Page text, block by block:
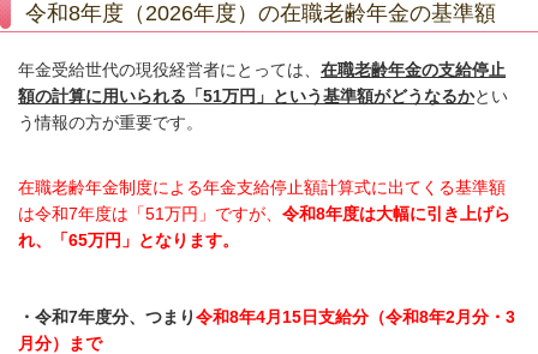
令和8年度（2026年度）の在職老齢年金の基準額
年金受給世代の現役経営者にとっては、 在職老齢年金の支給停止
額の計算に用いられる「51万円」という基準額がどうなるかとい
う情報の方が重要です。
在職老齢年金制度による年金支給停止額計算式に出てくる基準額
は令和7年度は 「51万円」ですが、 令和8年度は大幅に引き上げら
れ、「65万円」となります。
・令和7年度分、つまり令和8年4月15日支給分（令和8年2月分・3
月分）まで